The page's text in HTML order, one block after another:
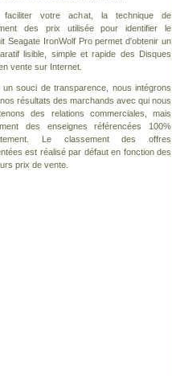
faciliter votre achat, la technique de
des prix utilisée pour identifier le
Seagate IronWolf Pro permet d'obtenir un
lisible, simple et rapide des Disques
vente sur Internet.
un souci de transparence, nous intégrons
résultats des marchands avec qui nous
des relations commerciales, mais
des enseignes référencées 100%
Le classement des offres
est réalisé par défaut en fonction des
prix de vente.